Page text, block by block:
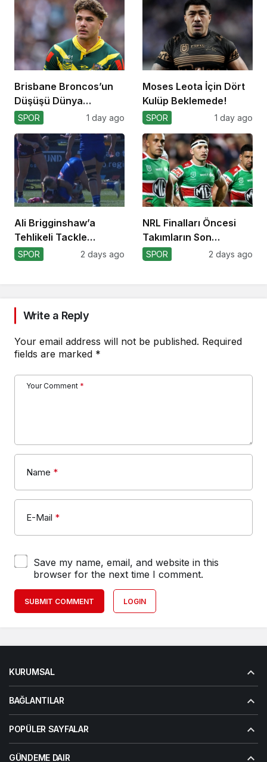
Brisbane Broncos’un
Düşüşü Dünya
Kupası’nı Etkiler mi?
SPOR 1 day ago
Moses Leota İçin Dört
Kulüp Beklemede!
SPOR 1 day ago
Ali Brigginshaw’a
Tehlikeli Tackle
Nedeniyle Ceza!
SPOR 2 days ago
NRL Finalları Öncesi
Takımların Son
Durumu!
SPOR 2 days ago
Write a Reply
Your email address will not be published. Required
fields are marked *
Your Comment *
Name *
E-Mail *
Save my name, email, and website in this
browser for the next time I comment.
SUBMIT COMMENT LOGIN
KURUMSAL
BAĞLANTILAR
POPÜLER SAYFALAR
GÜNDEME DAIR